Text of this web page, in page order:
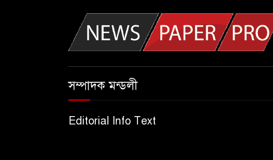
সম্পাদক মন্ডলী
Editorial Info Text